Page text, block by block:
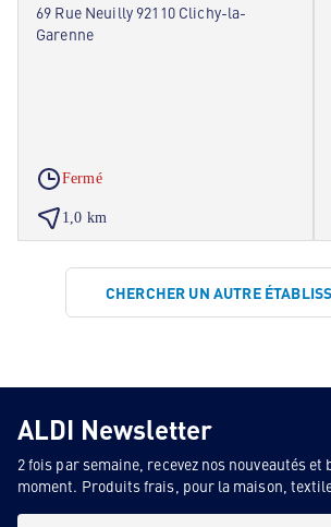
69 Rue Neuilly 92110 Clichy-la-
Garenne
Fermé
1,0 km
CHERCHER UN AUTRE
ALDI Newsletter
2 fois par semaine, recevez nos nouveautés et
moment. Produits frais, pour la maison,